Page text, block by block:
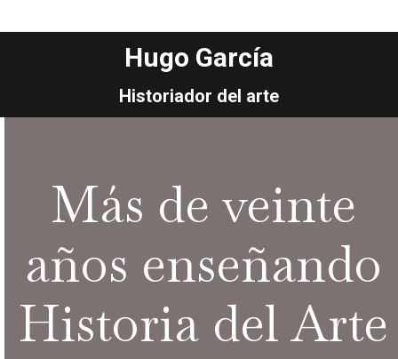
Hugo García
Historiador del arte
Estás aquí:
Más de veinte
años enseñando
Historia del Arte